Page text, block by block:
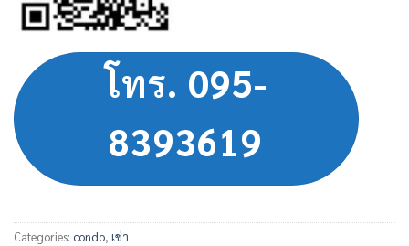
โทร. 095-
8393619
Categories: condo, เช่า